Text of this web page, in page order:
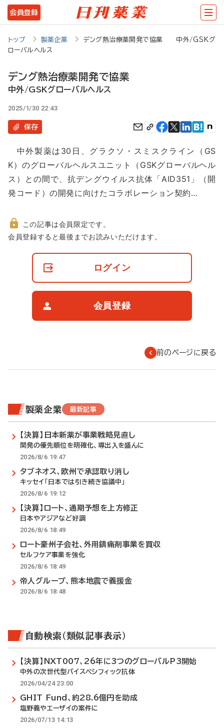
メ
イ
テ
ツ
に
動
会員登録
トップ 製薬企業
デング熱治療薬開発で協業 中外/GSKグ
ローバルヘルス
デング熱治療薬開発で協業
中外/GSKグローバルヘルス
2025/1/30 22:43
保存
中外製薬は30日、グラクソ・スミスクライン（GS
K）のグローバルヘルスユニット（GSKグローバルヘル
ス）との間で、抗デングウイルス抗体「AID351」（開
発コード）の開発に向けたコラボレーション契約…
非
この記事は会員限定です。
会員登録すると最後までお読みいただけます。
ログイン
会員登録
前のページに戻る
製薬企業 最新記事
【決算】日本新薬が事業戦略見直し
開発の優先順位を明確化、導出入を盛んに
2026/8/6 19:47
タブネオス、欧州で承認取り消し
キッセイ「日本では引き続き協議中」
2026/8/6 19:12
【決算】ロート、通期予想を上方修正
日本やアジアなど好調
2026/8/6 18:49
ロート豪州子会社、外用鎮痛剤事業を買収
セルフケア事業を強化
2026/8/6 18:49
帝人グループ、熊本地震で義援金
2026/8/6 18:48
自動検索（類似記事表示）
【決算】NXT007、26年に3つのグローバルP3開始
中外の次世代型バイスペシフィック抗体
2026/04/24 23:00
GHIT Fund、約28.6億円を助成
塩野義やエーザイの案件に
2026/07/13 14:13